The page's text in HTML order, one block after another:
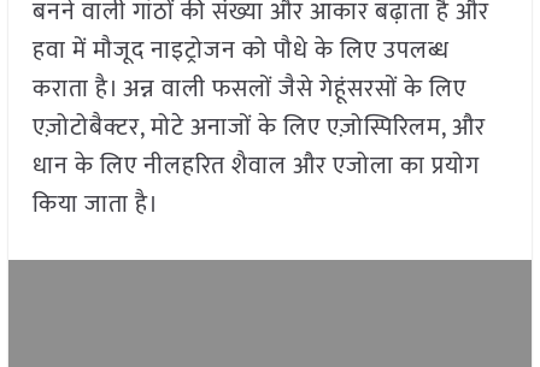
बनने वाली गांठों की संख्या और आकार बढ़ाता है और
हवा में मौजूद नाइट्रोजन को पौधे के लिए उपलब्ध
कराता है। अन्न वाली फसलों जैसे गेहूंसरसों के लिए
एज़ोटोबैक्टर, मोटे अनाजों के लिए एज़ोस्पिरिलम, और
धान के लिए नीलहरित शैवाल और एजोला का प्रयोग
किया जाता है।